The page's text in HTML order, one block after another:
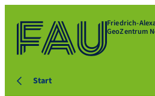
Friedrich-
GeoZentrum
Start